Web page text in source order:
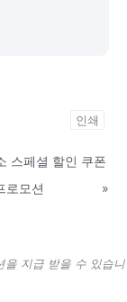
인쇄
스페셜 할인 쿠폰
로모션
»
을 지급 받을 수 있습니